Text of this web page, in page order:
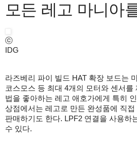
모든 레고 마니아
ⓒ
IDG
라즈베리 파이 빌드 HAT 확장 보드는
코스모스 등 최대 4개의 모터와 센서
법을 좋아하는 레고 애호가에게 특히
상점에서는 레고로 만든 완성품에 직
판매하기도 한다. LPF2 연결을 사용하
수 있다.